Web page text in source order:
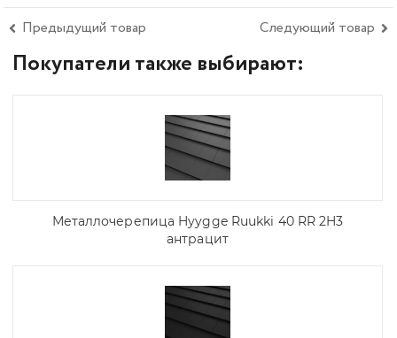
Предыдущий товар Следующий товар
Покупатели также выбирают:
Металлочерепица Hyygge Ruukki 40 RR 2H3
антрацит